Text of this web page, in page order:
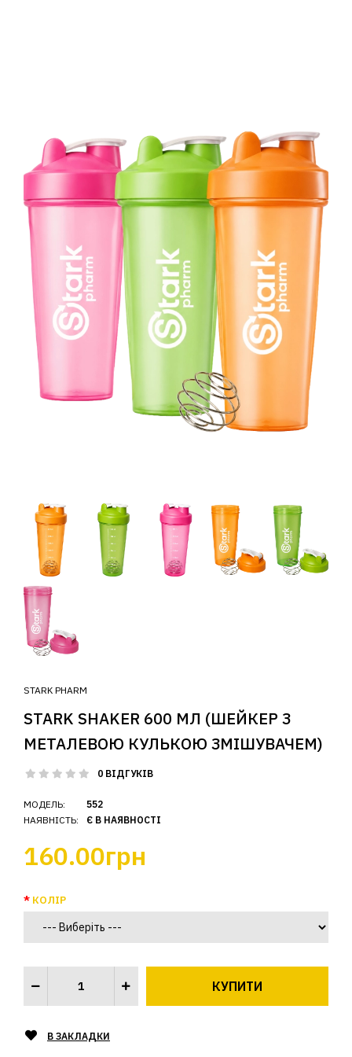
STARK PHARM
STARK SHAKER 600 МЛ (ШЕЙКЕР З
МЕТАЛЕВОЮ КУЛЬКОЮ ЗМІШУВАЧЕМ)
0 ВІДГУКІВ
МОДЕЛЬ:
НАЯВНІСТЬ:
552
Є В НАЯВНОСТІ
160.00грн
КОЛІР
В ЗАКЛАДКИ